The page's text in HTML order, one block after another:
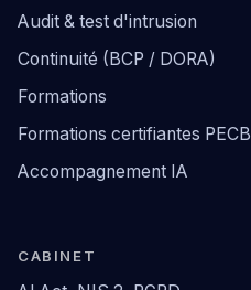
Audit & test d'intrusion
Continuité (BCP / DORA)
Formations
Formations certifiantes PECB
Accompagnement IA
CABINET